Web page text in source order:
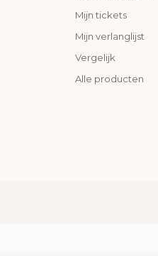
Mijn tickets
Mijn verlanglijst
Vergelijk
Alle producten